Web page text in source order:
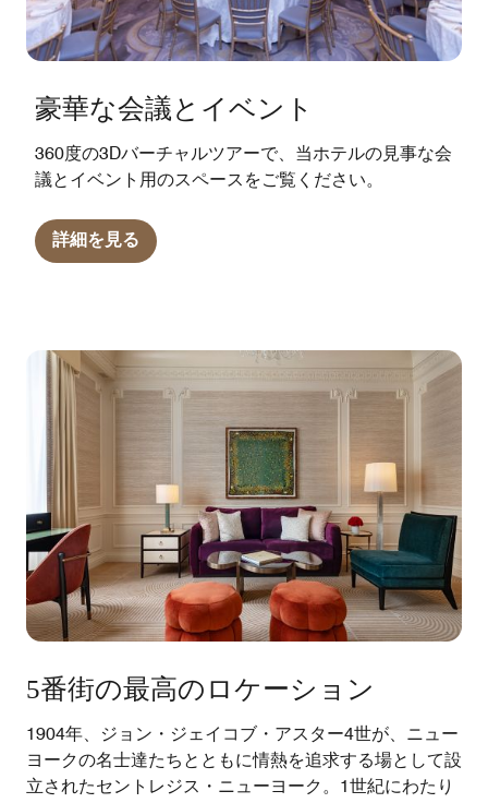
豪華な会議とイベント
360度の3Dバーチャルツアーで、当ホテルの見事な会
議とイベント用のスペースをご覧ください。
詳細を見る
5番街の最高のロケーション
1904年、ジョン・ジェイコブ・アスター4世が、ニュー
ヨークの名士達たちとともに情熱を追求する場として設
立されたセントレジス・ニューヨーク。1世紀にわたり